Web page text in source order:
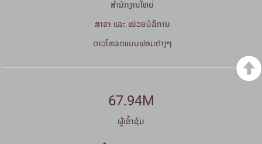
ສໍານັກງານໃຫຍ່
ສາຂາ ແລະ ໜ່ວຍບໍລິການ
ດາວໂຫລດແບບຟອມຕ່າງໆ
67.94M
ຜູ້ເຂົ້າຊົມ